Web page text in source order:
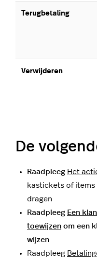
Terugbetaling
Verwijderen
De
Raadpleeg Het
kastickets of items
dragen
Raadpleeg Een
toewijzen om een
wijzen
Raadpleeg